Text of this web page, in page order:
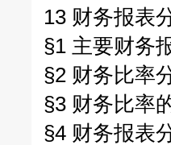
13 财务报表
§1 主要财务
§2 财务比率
§3 财务比率
§4 财务报表